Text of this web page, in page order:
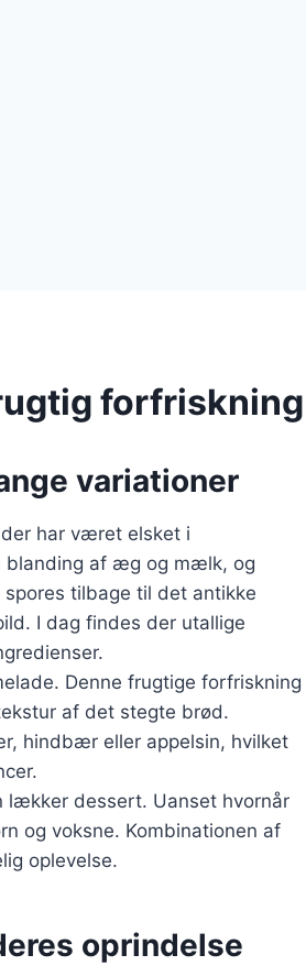
forfriskning
variationer
har været elsket i
blanding af æg og mælk, og
tilbage til det antikke
I dag findes der utallige
Denne frugtige forfriskning
af det stegte brød.
hindbær eller appelsin, hvilket
lækker dessert. Uanset hvornår
og voksne. Kombinationen af
oplevelse.
oprindelse